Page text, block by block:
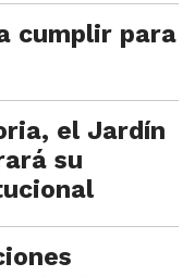
cumplir para
el Jardín
su